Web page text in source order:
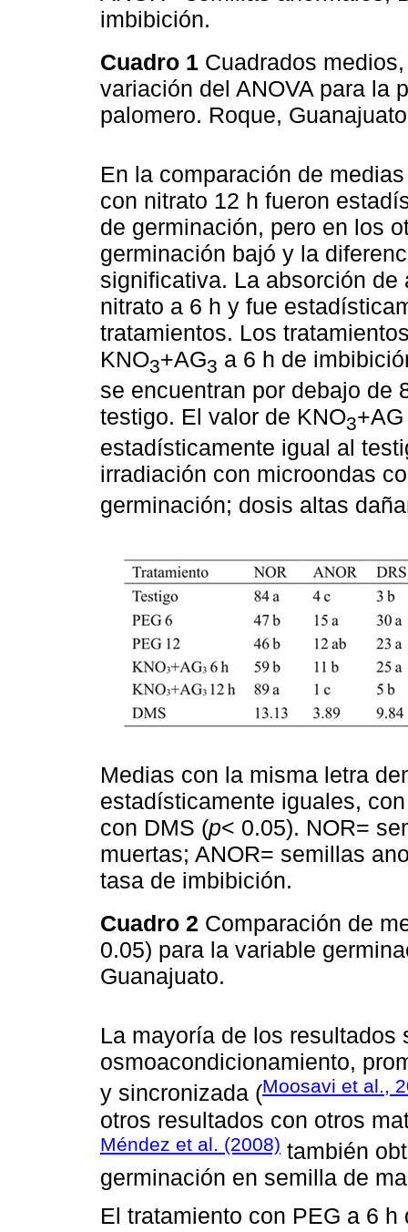
imbibición.
Cuadro 1 Cuadrados
variación del ANOVA para la
palomero. Roque,
En la comparación de
con nitrato 12 h fueron
de germinación, pero en los
germinación bajó y la
significativa. La absorción
nitrato a 6 h y fue
tratamientos. Los
KNO3+AG3 a 6 h de
se encuentran por debajo de
testigo. El valor de KNO3
estadísticamente igual al
irradiación con microondas
germinación; dosis altas
Medias con la misma letra
estadísticamente iguales,
con DMS (p< 0.05). NOR=
muertas; ANOR= semillas
tasa de imbibición.
Cuadro 2 Comparación de
0.05) para la variable
Guanajuato.
La mayoría de los
osmoacondicionamiento,
y sincronizada (Moosavi et al.,
otros resultados con otros
Méndez et al. (2008) también
germinación en semilla de
El tratamiento con PEG a 6